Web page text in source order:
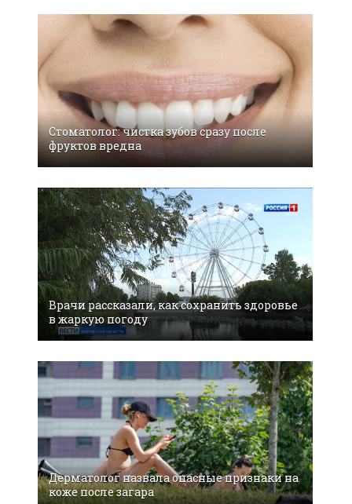
Стоматолог: чистка зубов сразу после
фруктов вредна
Врачи рассказали, как сохранить здоровье
в жаркую погоду
Дерматолог назвала опасные признаки на
коже после загара